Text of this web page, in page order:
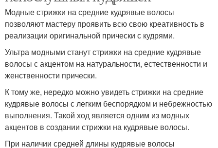
Модные стрижки на средние кудрявые волосы
позволяют мастеру проявить всю свою креативность в
реализации оригинальной прически с кудрями.
Ультра модными станут стрижки на средние кудрявые
волосы с акцентом на натуральности, естественности и
женственности прически.
К тому же, нередко можно увидеть стрижки на средние
кудрявые волосы с легким беспорядком и небрежностью
выполнения. Такой ход является одним из модных
акцентов в создании стрижки на кудрявые волосы.
При наличии средней длины кудрявые волосы